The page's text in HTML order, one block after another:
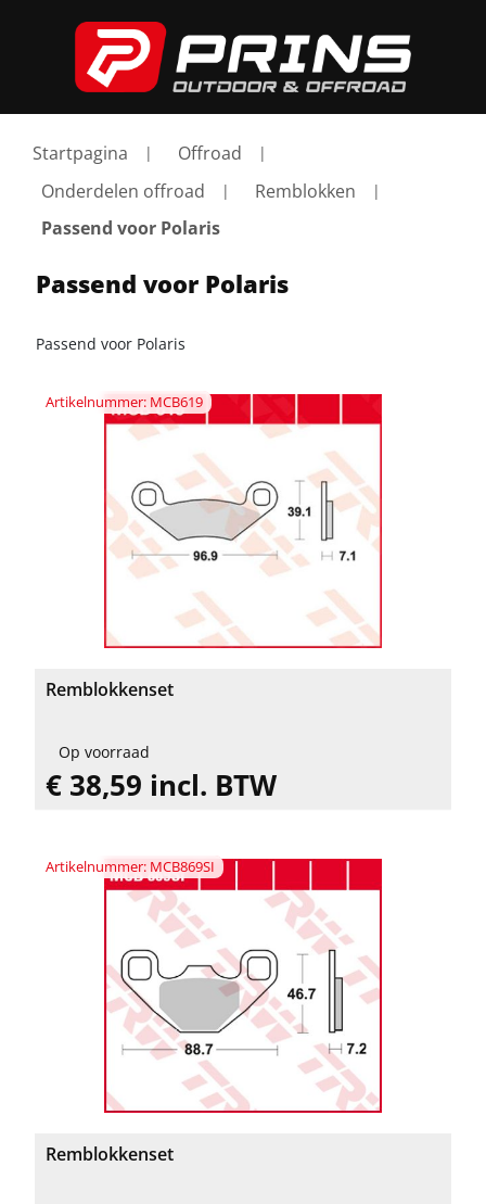
Startpagina
Offroad
Onderdelen offroad
Remblokken
Passend voor Polaris
Passend voor Polaris
Passend voor Polaris
Artikelnummer: MCB619
Remblokkenset
Op voorraad
€ 38,59 incl. BTW
Artikelnummer: MCB869SI
Remblokkenset